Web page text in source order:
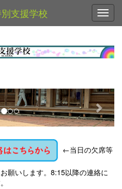
支援学校
n
e
x
←当日の欠席等
願いします。8:15以降の連絡に